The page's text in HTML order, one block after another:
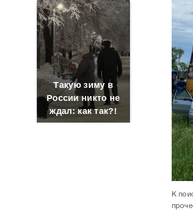
Такую зиму в
России никто не
ждал: как так?!
К